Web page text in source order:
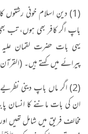
(1) دینِ اسلام خونی
باپ اگر کافر بھی ہوں،
یہی بات حضرت لقمان
پیرائے میں کہتے ہیں۔ (القرآن:
(2) اگر ماں باپ دینی
ان کی بات ماننے کا انسان
مخالف فریق میں شامل تھیں